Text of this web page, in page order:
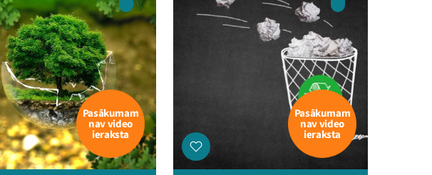
Pasākumam
nav video
ieraksta
Pasākumam
nav video
ieraksta